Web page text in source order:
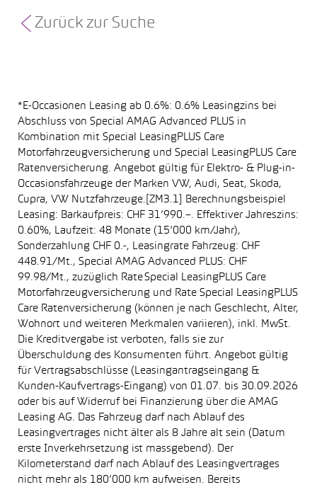
Zurück zur Suche
*E-Occasionen Leasing ab 0.6%: 0.6% Leasingzins bei
Abschluss von Special AMAG Advanced PLUS in
Kombination mit Special LeasingPLUS Care
Motorfahrzeugversicherung und Special LeasingPLUS Care
Ratenversicherung. Angebot gültig für Elektro- & Plug-in-
Occasionsfahrzeuge der Marken VW, Audi, Seat, Skoda,
Cupra, VW Nutzfahrzeuge.[ZM3.1] Berechnungsbeispiel
Leasing: Barkaufpreis: CHF 31’990.–. Effektiver Jahreszins:
0.60%, Laufzeit: 48 Monate (15’000 km/Jahr),
Sonderzahlung CHF 0.-, Leasingrate Fahrzeug: CHF
448.91/Mt., Special AMAG Advanced PLUS: CHF
99.98/Mt., zuzüglich Rate Special LeasingPLUS Care
Motorfahrzeugversicherung und Rate Special LeasingPLUS
Care Ratenversicherung (können je nach Geschlecht, Alter,
Wohnort und weiteren Merkmalen variieren), inkl. MwSt.
Die Kreditvergabe ist verboten, falls sie zur
Überschuldung des Konsumenten führt. Angebot gültig
für Vertragsabschlüsse (Leasingantragseingang &
Kunden-Kaufvertrags-Eingang) von 01.07. bis 30.09.2026
oder bis auf Widerruf bei Finanzierung über die AMAG
Leasing AG. Das Fahrzeug darf nach Ablauf des
Leasingvertrages nicht älter als 8 Jahre alt sein (Datum
erste Inverkehrsetzung ist massgebend). Der
Kilometerstand darf nach Ablauf des Leasingvertrages
nicht mehr als 180’000 km aufweisen. Bereits